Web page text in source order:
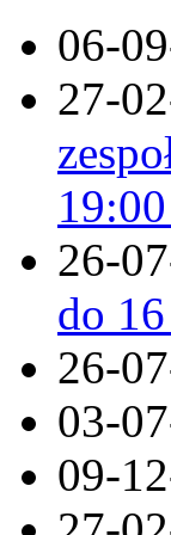
06-
27-
26-
do
26-
03-
09-